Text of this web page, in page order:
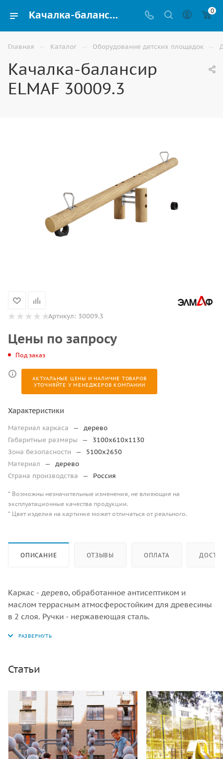
Качалка-балансир ELMAF 30009.3 купить для детской игровой площадки в Ставрополе 0
Главная — Каталог — Оборудование детских площадок —
Качалка-балансир
ELMAF 30009.3
Артикул: 30009.3
Цены по запросу
Под заказ
АКТУАЛЬНЫЕ ЦЕНЫ И НАЛИЧИЕ ТОВАРОВ
УТОЧНЯЙТЕ У МЕНЕДЖЕРОВ КОМПАНИИ
Характеристики
Материал каркаса —
дерево
Габаритные размеры
—
3100х610х1130
Зона безопасности
—
5100х2650
Материал
—
дерево
Страна производства
— Россия
* Возможны незначительные изменения, не влияющие на
эксплуатационные качества продукции.
* Цвет изделия на картинке может отличаться от реального.
ОПИСАНИЕ ОТЗЫВЫ ОПЛАТА
Каркас - дерево, обработанное антисептиком и
маслом террасным атмосферостойким для древесины
в 2 слоя. Ручки - нержавеющая сталь.
Статьи